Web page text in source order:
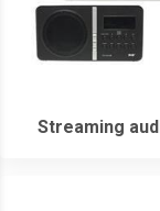
Streaming